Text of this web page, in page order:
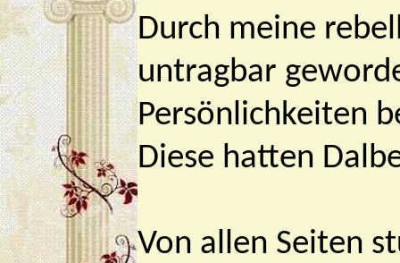
Durch meine
untragbar
Persönlichkeiten
Diese hatten
Von allen Seiten